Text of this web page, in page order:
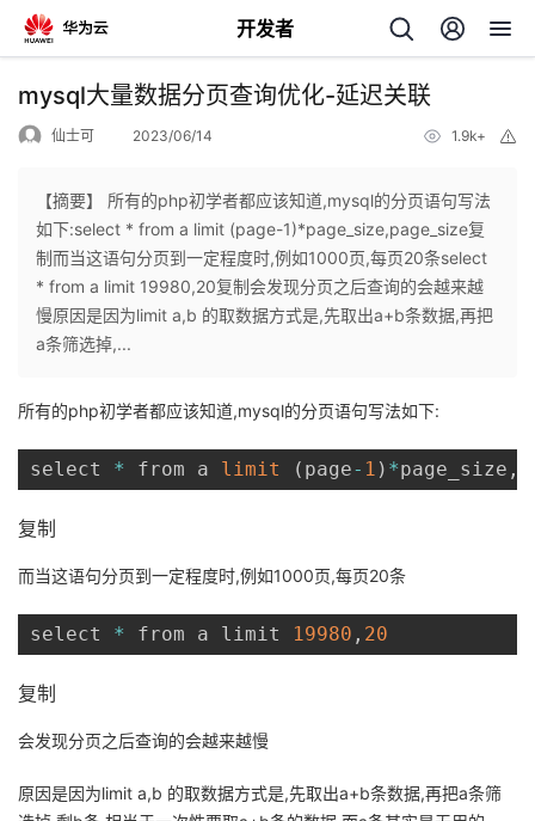
开发者
返
个
人
主
页
我
的
开
发
者
我
的
博
客
我
的
论
我
的
我
mysql大量数据分页查询优化-延迟关联
仙士可 2023/06/14 1.9k+
【摘要】 所有的php初学者都应该知道,mysql的分页语句写法
如下:select * from a limit (page-1)*page_size,page_size复
制而当这语句分页到一定程度时,例如1000页,每页20条select
* from a limit 19980,20复制会发现分页之后查询的会越来越
慢原因是因为limit a,b 的取数据方式是,先取出a+b条数据,再把
a条筛选掉,...
所有的php初学者都应该知道,mysql的分页语句写法如下:
select * from a limit ( page- 1 ) *page_size ,
复制
而当这语句分页到一定程度时,例如1000页,每页20条
select * from a limit 19980 , 20
复制
会发现分页之后查询的会越来越慢
原因是因为limit a,b 的取数据方式是,先取出a+b条数据,再把a条筛